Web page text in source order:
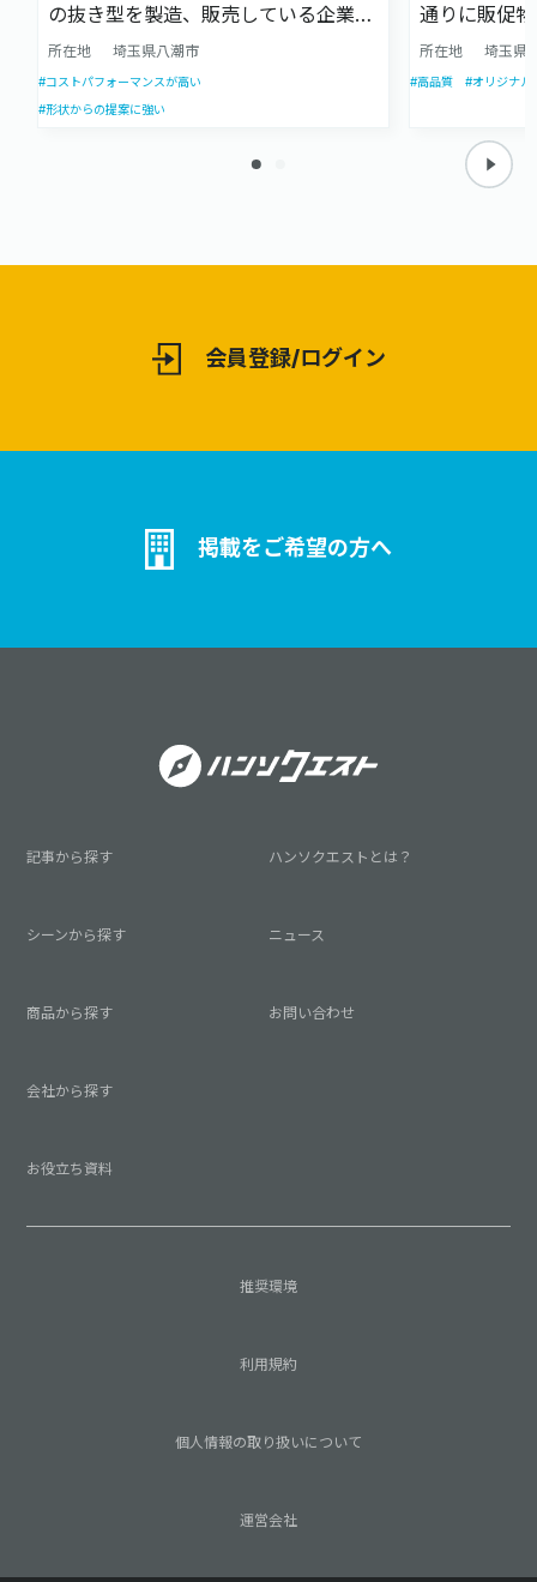
の抜き型を製造、販売している企業で
す。創業50年超の知見に最先端の機械
技術を積極的に取り入れ、最適な加工
方法を技術者の視点からご提案しま
所在地 埼玉県八潮市
#コストパフォーマンスが高い
#形状からの提案に強い
通りに販促
作会社です
く、構造設
所在地 埼玉県
#高品質 #オリジナル
会員登録/ログイン
掲載をご希望の方へ
記事から探す
シーンから探す
商品から探す
会社から探す
お役立ち資料
ハンソクエストとは？
ニュース
お問い合わせ
推奨環境
利用規約
個人情報の取り扱いについて
運営会社